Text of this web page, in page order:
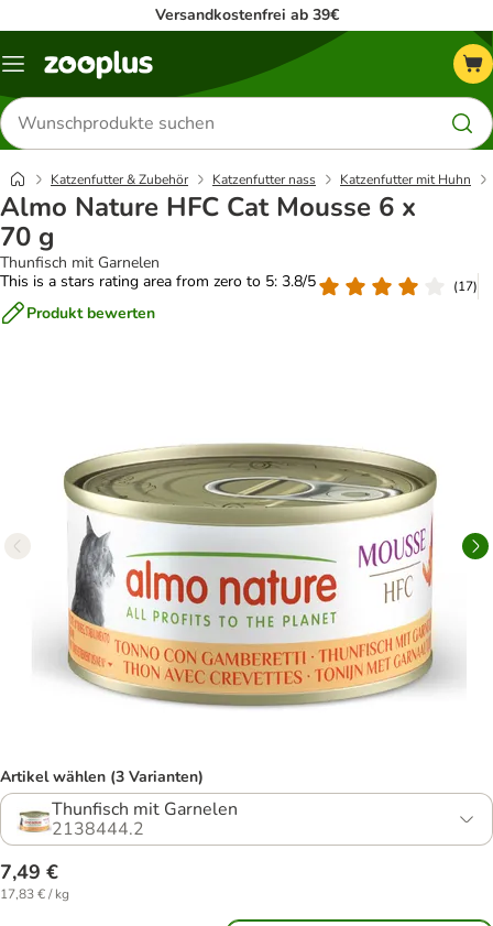
Versandkostenfrei ab 39€
Menü
Produkte
suchen
Katzenfutter & Zubehör Katzenfutter nass Katzenfutter mit Huhn
Almo Nature HFC Cat Mousse 6 x
70 g
Thunfisch mit Garnelen
This is a stars rating area from zero to 5: 3.8/5
(17)
Produkt bewerten
Artikel wählen (3 Varianten)
Thunfisch mit Garnelen
2138444.2
7,49 €
17,83 € / kg